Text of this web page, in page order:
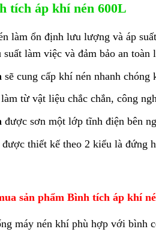
tích áp khí nén 600L
làm ổn định lưu lượng và áp
làm việc và đảm bảo an toàn
sẽ cung cấp khí nén nhanh
từ vật liệu chắc chắn, công
được sơn một lớp tĩnh điện bên
thiết kế theo 2 kiểu là đứng
sản phẩm Bình tích áp khí
máy nén khí phù hợp với bình